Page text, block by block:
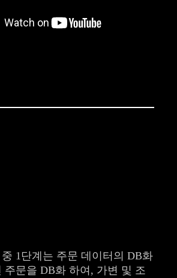
1단계는 주문 데이터의 DB화
주문을 DB화 하여, 가변 및 조